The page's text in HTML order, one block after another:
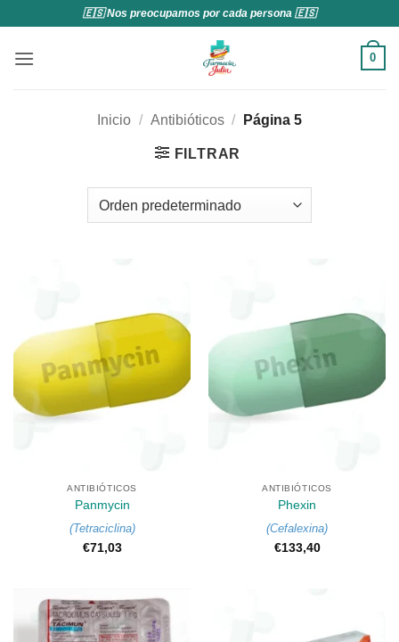
contenido
🇪🇸 Nos preocupamos por cada persona 🇪🇸
0
Inicio / Antibióticos / Página 5
FILTRAR
ANTIBIÓTICOS
Panmycin
(Tetraciclina)
€71,03
ANTIBIÓTICOS
Phexin
(Cefalexina)
€133,40